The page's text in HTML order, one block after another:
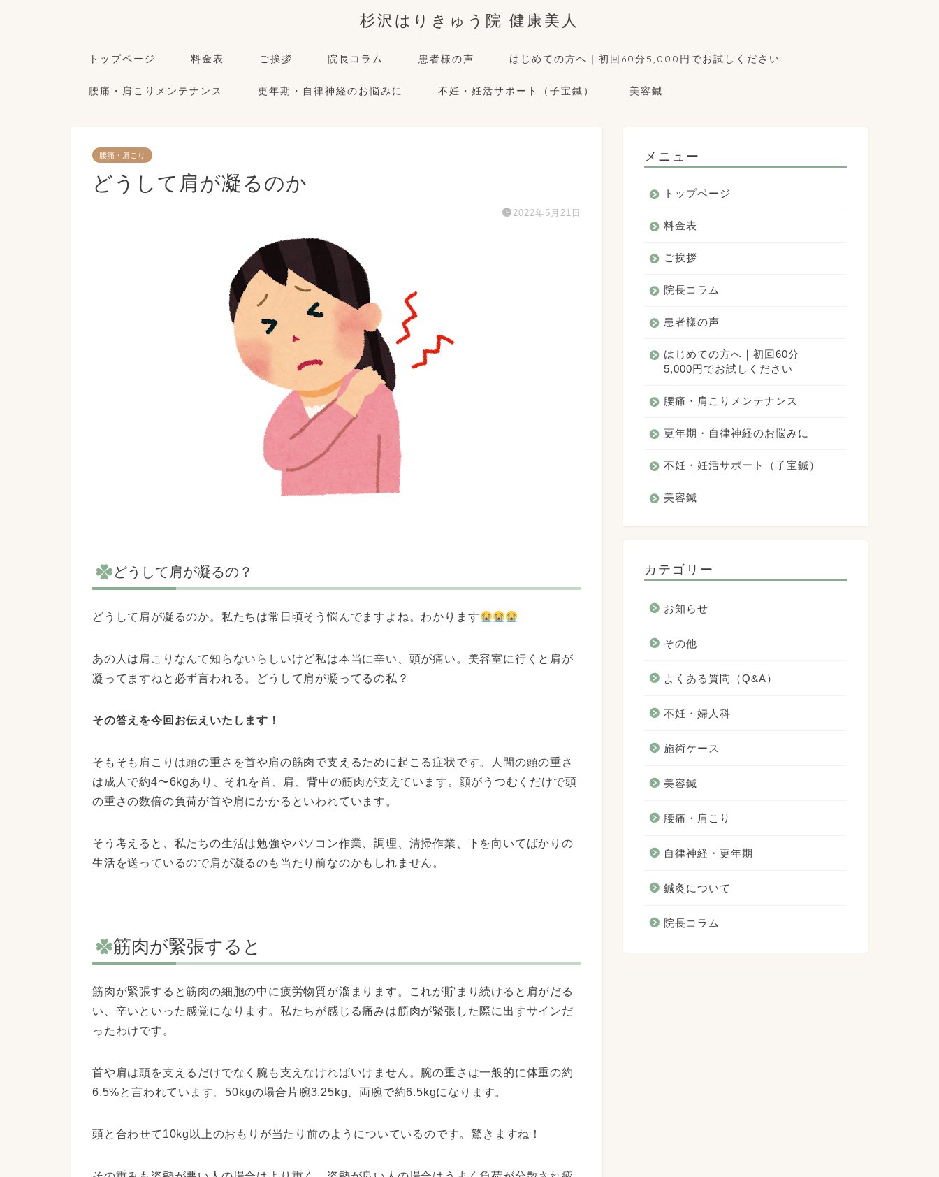
杉沢はりきゅう院 健康美人
トップページ 料金表 ご挨拶 院長コラム 患者様の声 はじめての方へ｜初回60分5,000円でお試しください
腰痛・肩こりメンテナンス 更年期・自律神経のお悩みに 不妊・妊活サポート（子宝鍼） 美容鍼
腰痛・肩こり
どうして肩が凝るのか
2022年5月21日
どうして肩が凝るの？
どうして肩が凝るのか。私たちは常日頃そう悩んでますよね。わかります
あの人は肩こりなんて知らないらしいけど私は本当に辛い、頭が痛い。美容室に行くと肩が
凝ってますねと必ず言われる。どうして肩が凝ってるの私？
その答えを今回お伝えいたします！
そもそも肩こりは頭の重さを首や肩の筋肉で支えるために起こる症状です。人間の頭の重さ
は成人で約4〜6kgあり、それを首、 肩、背中の筋肉が支えています。 顔がうつむくだけで頭
の重さの数倍の負荷が首や肩にかかるといわれています。
そう考えると、私たちの生活は勉強やパソコン作業、調理、 清掃作業、 下を向いてばかりの
生活を送っているので肩が凝るのも当た り前なのかもしれません。
筋肉が緊張すると
筋肉が緊張すると筋肉の細胞の中に疲労物質が溜まります。
これが貯まり続けると肩がだる
い、辛いといった感覚になります。 私たちが感じる痛みは筋肉が緊張した際に出すサインだ
ったわけです。
首や肩は頭を支えるだけでなく腕も支えなければいけません。 腕の重さは一般的に体重の約
6.5%と言われています。50kgの場合片腕3.25kg、両腕で約6.5kgになります。
頭と合わせて10kg以上のおもりが当たり前のようについているのです。驚きますね！
メニュー
トップページ
料金表
ご挨拶
院長コラム
患者様の声
はじめての方へ｜初回60分
5,000円でお試しください
腰痛・肩こりメンテナンス
更年期・自律神経のお悩みに
不妊・妊活サポート（子宝鍼）
美容鍼
カテゴリー
お知らせ
その他
よくある質問（Q&A）
不妊・婦人科
施術ケース
美容鍼
腰痛・肩こり
自律神経・更年期
鍼灸について
院長コラム